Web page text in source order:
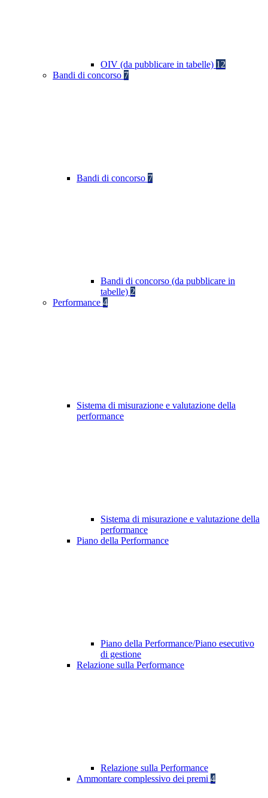
OIV (da pubblicare in tabelle) 12
Bandi di concorso 7
Bandi di concorso 7
Bandi di concorso (da pubblicare in
tabelle) 2
Performance 4
Sistema di misurazione e valutazione della
performance
Sistema di misurazione e valutazione della
performance
Piano della Performance
Piano della Performance/Piano esecutivo
di gestione
Relazione sulla Performance
Relazione sulla Performance
Ammontare complessivo dei premi 4